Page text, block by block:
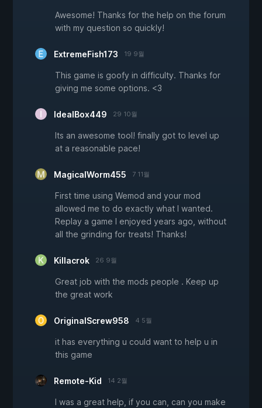
Awesome! Thanks for the help on the forum
with my question so quickly!
ExtremeFish173 19 9월
This game is goofy in difficulty. Thanks for
giving me some options. <3
IdealBox449 29 10월
Its an awesome tool! finally got to level up
at a reasonable pace!
MagicalWorm455 7 11월
First time using Wemod and your mod
allowed me to do exactly what I wanted.
Replay a game I enjoyed years ago, without
all the grinding for treats! Thanks!
Killacrok 26 9월
Great job with the mods people . Keep up
the great work
OriginalScrew958 4 5월
it has everything u could want to help u in
this game
Remote-Kid 14 2월
I was a great help, if you can, can you make